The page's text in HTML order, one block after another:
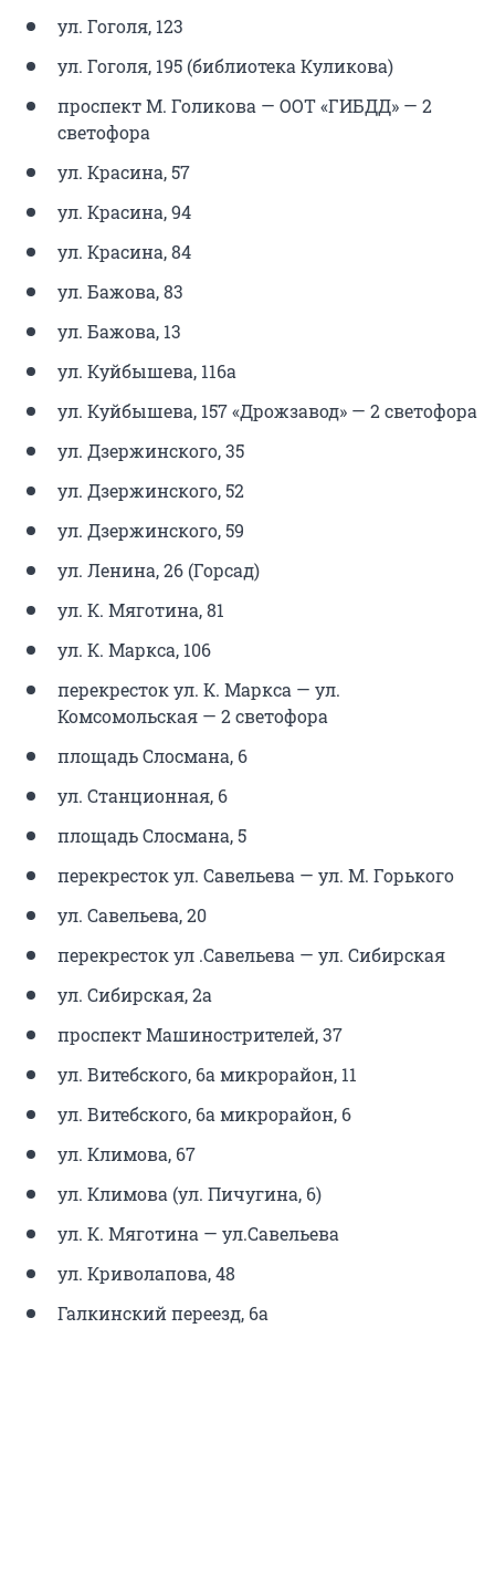
ул. Гоголя, 123
ул. Гоголя, 195 (библиотека Куликова)
проспект М. Голикова — ООТ «ГИБДД» — 2
светофора
ул. Красина, 57
ул. Красина, 94
ул. Красина, 84
ул. Бажова, 83
ул. Бажова, 13
ул. Куйбышева, 116а
ул. Куйбышева, 157 «Дрожзавод» — 2 светофора
ул. Дзержинского, 35
ул. Дзержинского, 52
ул. Дзержинского, 59
ул. Ленина, 26 (Горсад)
ул. К. Мяготина, 81
ул. К. Маркса, 106
перекресток ул. К. Маркса — ул.
Комсомольская — 2 светофора
площадь Слосмана, 6
ул. Станционная, 6
площадь Слосмана, 5
перекресток ул. Савельева — ул. М. Горького
ул. Савельева, 20
перекресток ул .Савельева — ул. Сибирская
ул. Сибирская, 2a
проспект Машинострителей, 37
ул. Витебского, 6a микрорайон, 11
ул. Витебского, 6a микрорайон, 6
ул. Климова, 67
ул. Климова (ул. Пичугина, 6)
ул. К. Мяготина — ул.Савельева
ул. Криволапова, 48
Галкинский переезд, 6а